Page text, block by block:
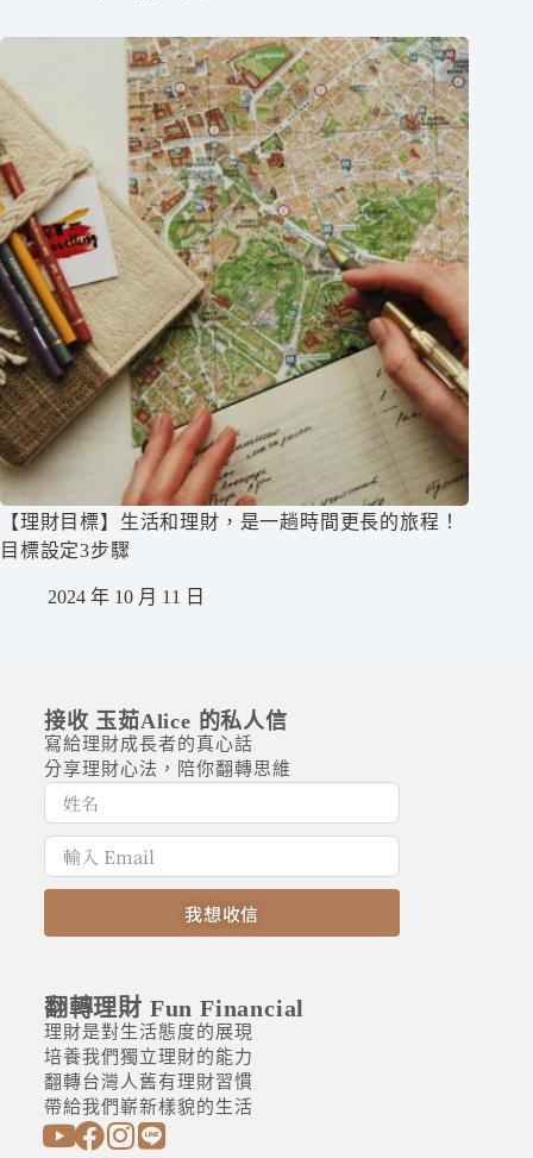
【理財目標】生活和理財，是一趟時間更長的旅程！
目標設定3步驟
2024 年 10 月 11 日
翻轉理財 Fun Financial
理財是對生活態度的展現
培養我們獨立理財的能力
翻轉台灣人舊有理財習慣
帶給我們嶄新樣貌的生活
接收 玉茹Alice 的私人信
寫給理財成長者的真心話
分享理財心法，陪你翻轉思維
我想收信
t
e
r
n
a
t
i
v